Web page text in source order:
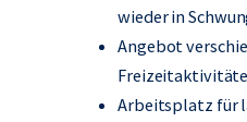
wieder in
Angebot
Arbeitsplatz für